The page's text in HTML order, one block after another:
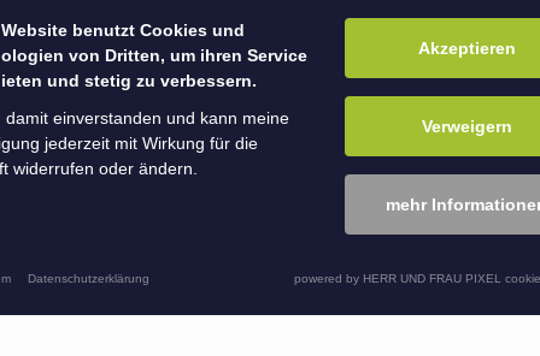
aus? Du hast auch Lust durchzustarten?
unser Bewerbungsformular - wir freuen uns auf
Website benutzt Cookies und
von Dritten, um ihren Service
und stetig zu verbessern.
damit einverstanden und kann meine
jederzeit mit Wirkung für die
widerrufen oder ändern.
Akzeptieren
Verweigern
mehr
Datenschutzerklärung powered by HERR UND FRAU PIXEL